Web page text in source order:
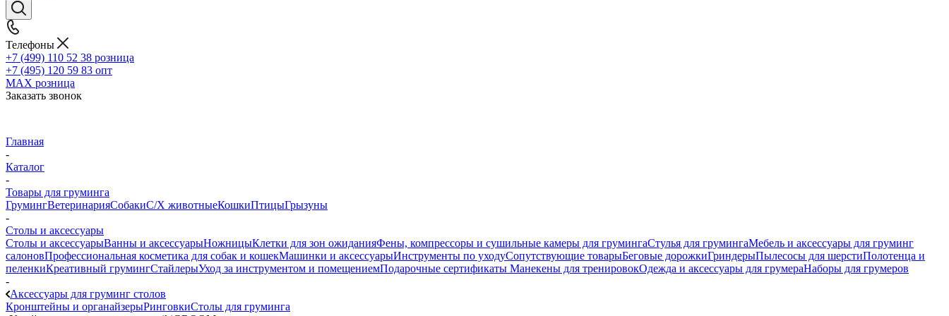
Телефоны
+7 (499) 110 52 38 розница
+7 (495) 120 59 83 опт
MAX розница
Заказать звонок
Главная
-
Каталог
-
Товары для груминга
ГрумингВетеринарияСобакиС/Х животныеКошкиПтицыГрызуны
-
Столы и аксессуары
Столы и аксессуарыВанны и аксессуарыНожницыКлетки для зон ожиданияФены, компрессоры и сушильные камеры для грумингаСтулья для грумингаМебель и аксессуары для груминг
салоновПрофессиональная косметика для собак и кошекМашинки и аксессуарыИнструменты по уходуСопутствующие товарыБеговые дорожкиГриндерыПылесосы для шерстиПолотенца и
пеленкиКреативный грумингСтайлерыУход за инструментом и помещениемПодарочные сертификаты Манекены для тренировокОдежда и аксессуары для грумераНаборы для грумеров
-
Аксессуары для груминг столов
Кронштейны и органайзерыРинговкиCтолы для груминга